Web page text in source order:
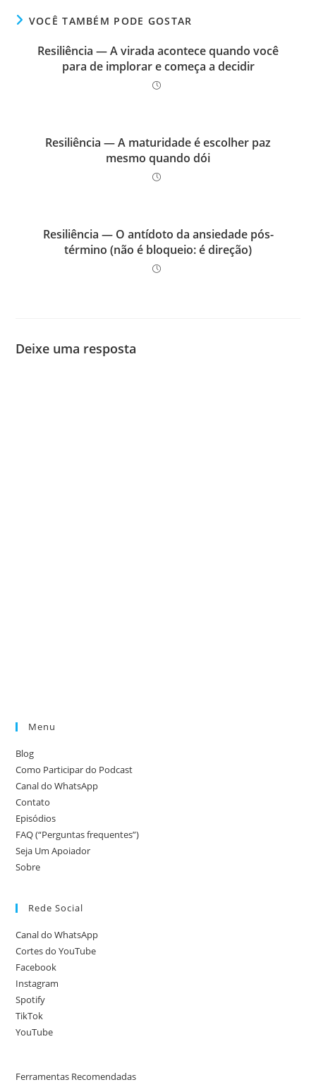
VOCÊ TAMBÉM PODE GOSTAR
Resiliência — A virada acontece quando você
para de implorar e começa a decidir
Resiliência — A maturidade é escolher paz
mesmo quando dói
Resiliência — O antídoto da ansiedade pós-
término (não é bloqueio: é direção)
Deixe uma resposta
Menu
Blog
Como Participar do Podcast
Canal do WhatsApp
Contato
Episódios
FAQ (“Perguntas frequentes”)
Seja Um Apoiador
Sobre
Rede Social
Canal do WhatsApp
Cortes do YouTube
Facebook
Instagram
Spotify
TikTok
YouTube
Ferramentas Recomendadas